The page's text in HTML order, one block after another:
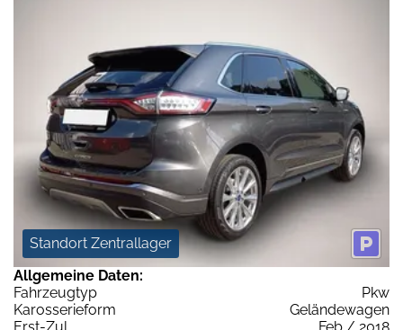
Standort Zentrallager
Allgemeine Daten:
Fahrzeugtyp
Pkw
Karosserieform
Geländewagen
Erst-Zul.
Feb / 2018